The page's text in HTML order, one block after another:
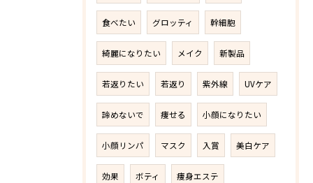
食べたい グロッティ 幹細胞
綺麗になりたい メイク 新製品
若返りたい 若返り 紫外線 UVケア
諦めないで 痩せる 小顔になりたい
小顔リンパ マスク 入賞 美白ケア
効果 ボティ 痩身エステ